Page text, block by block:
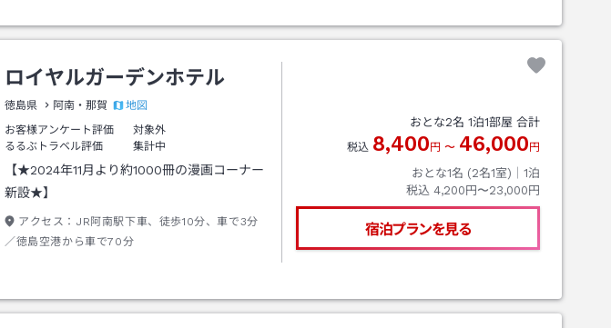
ロイヤルガーデンホテル
徳島県 阿南・那賀
地図
お客様アンケート評価
対象外
るるぶトラベル評価
集計中
【★2024年11月より約1000冊の漫画コーナー
新設★】
アクセス： JR阿南駅下車、徒歩10分、車で3分
／徳島空港から車で70分
おとな2名 1泊1部屋 合計
税込 8,400 円 〜 46,000 円
おとな1名 (2名1室)｜ 1泊
税込 4,200円〜23,000円
宿泊プランを見る